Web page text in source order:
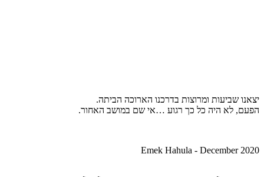
יצאנו שביעות ומרוצות בדרכנו הארוכה הביתה.
הפעם, לא היה כל כך רגוע …אי שם במושב האחור.
Emek Hahula - December 2020